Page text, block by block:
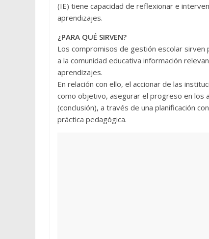
(IE) tiene capacidad de reflexionar e
aprendizajes.
¿PARA QUÉ SIRVEN?
Los compromisos de gestión escolar sirven
a la comunidad educativa información
aprendizajes.
En relación con ello, el accionar de las
como objetivo, asegurar el progreso en los
(conclusión), a través de una planificación
práctica pedagógica.